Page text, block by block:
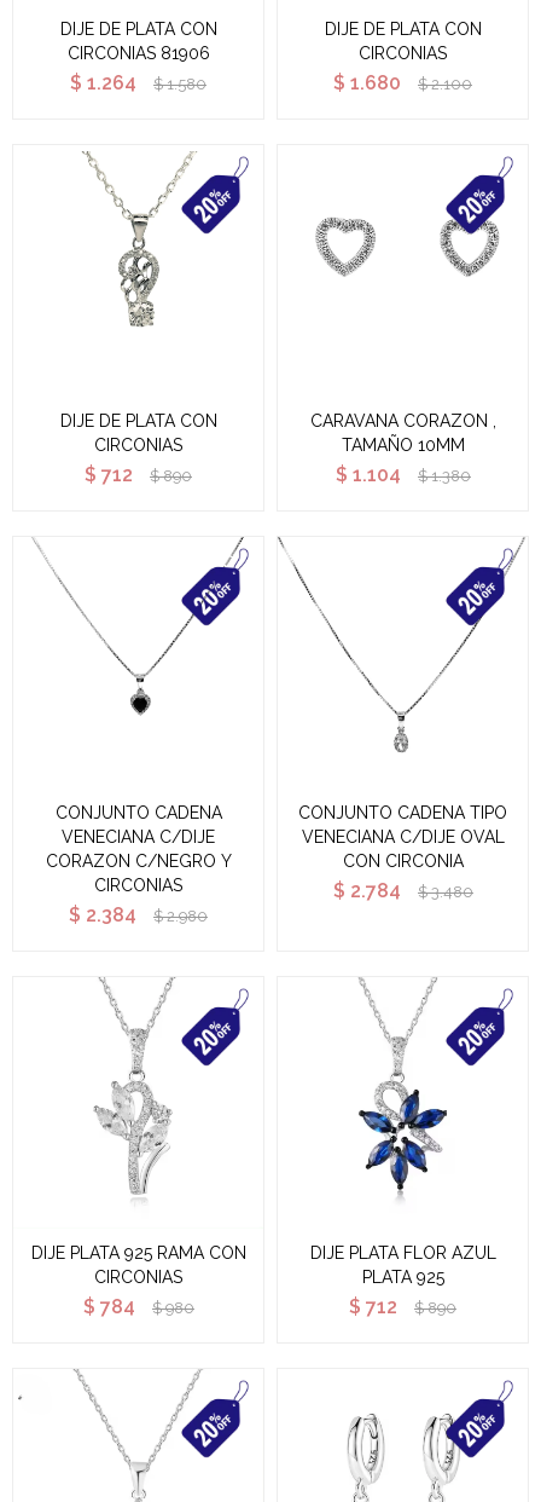
DIJE DE PLATA CON
CIRCONIAS 81906
$ 1.264 $ 1.580
DIJE DE PLATA CON
CIRCONIAS
$ 1.680 $ 2.100
DIJE DE PLATA CON
CIRCONIAS
$ 712 $ 890
CARAVANA CORAZON ,
TAMAÑO 10MM
$ 1.104 $ 1.380
CONJUNTO CADENA
VENECIANA C/DIJE
CORAZON C/NEGRO Y
CIRCONIAS
$ 2.384 $ 2.980
CONJUNTO CADENA TIPO
VENECIANA C/DIJE OVAL
CON CIRCONIA
$ 2.784 $ 3.480
DIJE PLATA 925 RAMA CON
CIRCONIAS
$ 784 $ 980
DIJE PLATA FLOR AZUL
PLATA 925
$ 712 $ 890